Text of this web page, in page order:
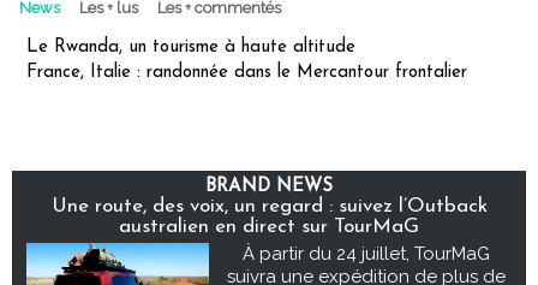
News Les + lus Les + commentés
Le Rwanda, un tourisme à haute altitude
France, Italie : randonnée dans le Mercantour frontalier
BRAND NEWS
Une route, des voix, un regard : suivez l’Outback
australien en direct sur TourMaG
À partir du 24 juillet, TourMaG
suivra une expédition de plus de